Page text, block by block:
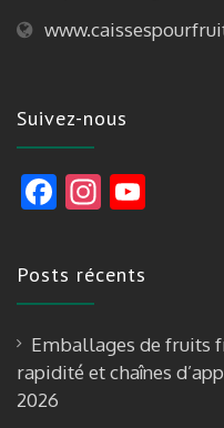
Suivez-nous
F
e
b
o
o
k
In
a
gr
a
m
u
b
Posts récents
Emballages de fruits
rapidité et chaînes
2026